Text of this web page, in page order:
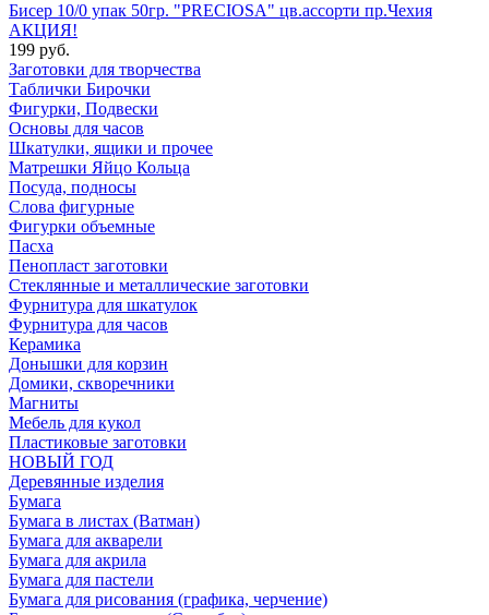
Бисер 10/0 упак 50гр. "PRECIOSA" цв.ассорти пр.Чехия
АКЦИЯ!
199 руб.
Заготовки для творчества
Таблички Бирочки
Фигурки, Подвески
Основы для часов
Шкатулки, ящики и прочее
Матрешки Яйцо Кольца
Посуда, подносы
Слова фигурные
Фигурки объемные
Пасха
Пенопласт заготовки
Стеклянные и металлические заготовки
Фурнитура для шкатулок
Фурнитура для часов
Керамика
Донышки для корзин
Домики, скворечники
Магниты
Мебель для кукол
Пластиковые заготовки
НОВЫЙ ГОД
Деревянные изделия
Бумага
Бумага в листах (Ватман)
Бумага для акварели
Бумага для акрила
Бумага для пастели
Бумага для рисования (графика, черчение)